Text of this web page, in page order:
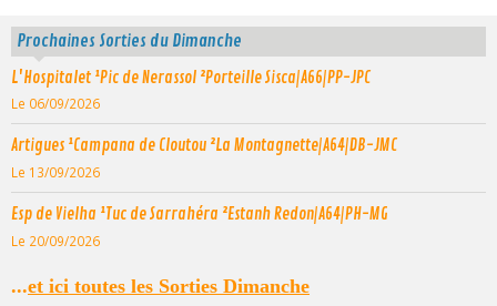
Prochaines Sorties du Dimanche
L'Hospitalet ¹Pic de Nerassol ²Porteille Sisca|A66|PP-JPC
Le 06/09/2026
Artigues ¹Campana de Cloutou ²La Montagnette|A64|DB-JMC
Le 13/09/2026
Esp de Vielha ¹Tuc de Sarrahéra ²Estanh Redon|A64|PH-MG
Le 20/09/2026
...et ici toutes les Sorties Dimanche